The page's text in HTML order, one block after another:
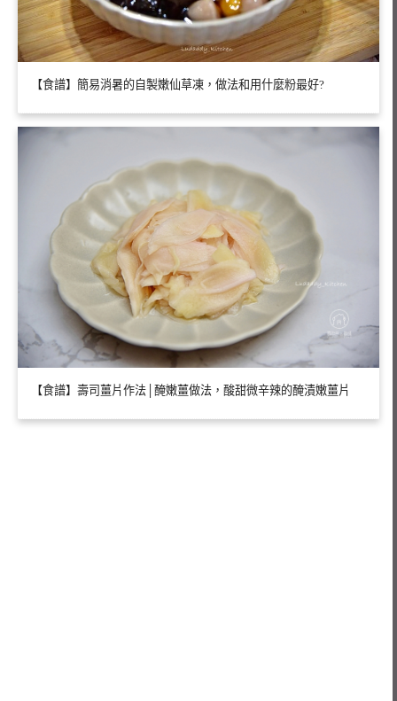
【食譜】簡易消暑的自製嫩仙草凍，做法和用什麼粉最好?
【食譜】壽司薑片作法│醃嫩薑做法，酸甜微辛辣的醃漬嫩薑片